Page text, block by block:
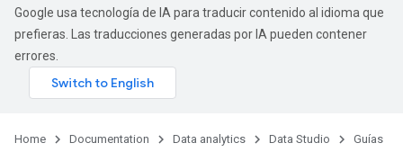
Google usa tecnología de IA para traducir contenido al idioma que
prefieras. Las traducciones generadas por IA pueden contener
errores.
Home Documentation Data analytics Data Studio Guías